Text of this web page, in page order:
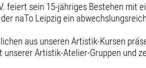
feiert sein 15-jähriges Bestehen mit
naTo Leipzig ein
aus unseren Artistik-Kursen
Artistik-Atelier-Gruppen und